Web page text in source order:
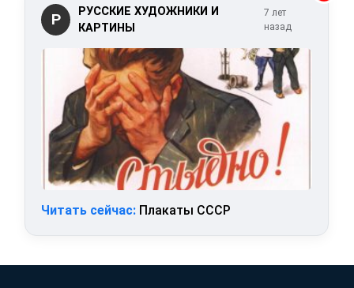
Р
РУССКИЕ ХУДОЖНИКИ И
КАРТИНЫ
7 лет
назад
Читать сейчас: Плакаты СССР